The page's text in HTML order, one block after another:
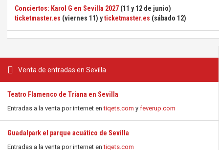
Venta de entradas en Sevilla
Teatro Flamenco de Triana en Sevilla
Entradas a la venta por internet entiqets.com y feverup.com
Guadalpark el parque acuático de Sevilla
Entradas a la venta por internet entiqets.com
Conciertos: Karol G en Sevilla 2027 (11 y 12 de junio)
ticketmaster.es (viernes 11) yticketmaster.es (sábado 12)